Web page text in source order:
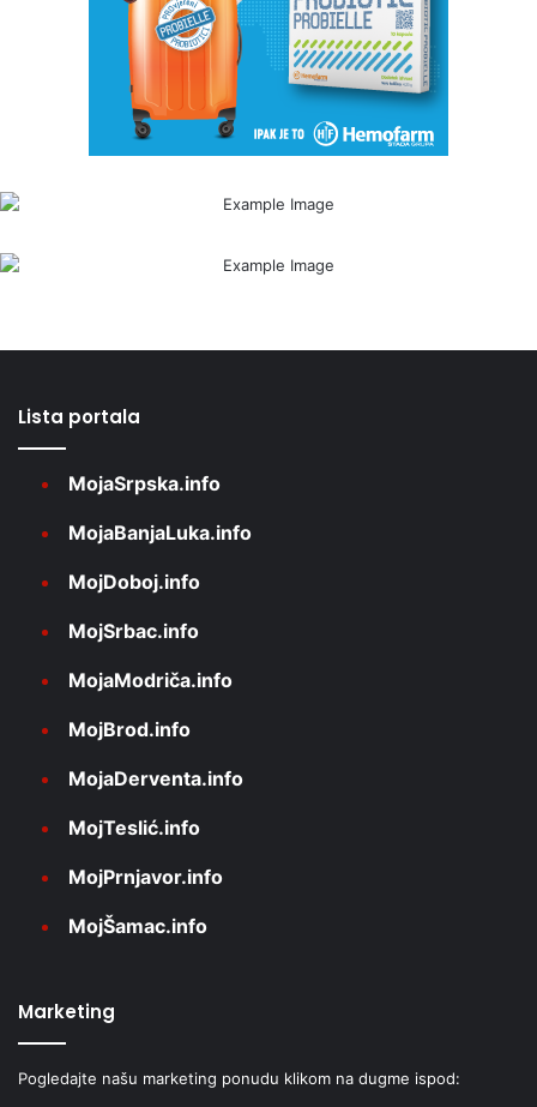
Lista portala
MojaSrpska.info
MojaBanjaLuka.info
MojDoboj.info
MojSrbac.info
MojaModriča.info
MojBrod.info
MojaDerventa.info
MojTeslić.info
MojPrnjavor.info
MojŠamac.info
Marketing
Pogledajte našu marketing ponudu klikom na dugme ispod: